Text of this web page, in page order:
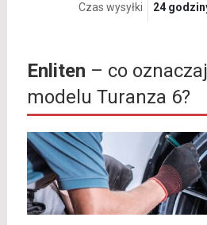
Czas wysyłki 24
Enliten – co
modelu Turanza 6?